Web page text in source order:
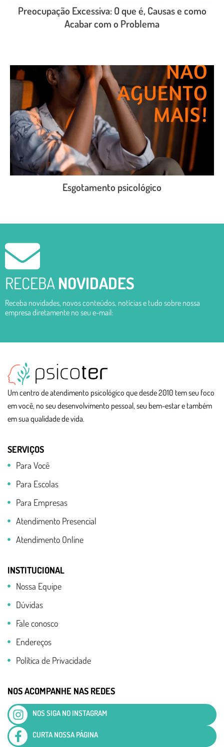
Preocupação Excessiva: O que é, Causas e como
Acabar com o Problema
Esgotamento psicológico
RECEBANOVIDADES
Receba novidades, novos conteúdos, notícias e tudo sobre nossa
empresa diretamente no seu e-mail:
Um centro de atendimento psicológico que desde 2010 tem seu foco
em você, no seu desenvolvimento pessoal, seu bem-estar e também
em sua qualidade de vida.
SERVIÇOS
Para Você
Para Escolas
Para Empresas
Atendimento Presencial
Atendimento Online
INSTITUCIONAL
Nossa Equipe
Dúvidas
Fale conosco
Endereços
Política de Privacidade
NOS ACOMPANHE NAS REDES
NOS SIGA NO INSTAGRAM
CURTA NOSSA PÁGINA